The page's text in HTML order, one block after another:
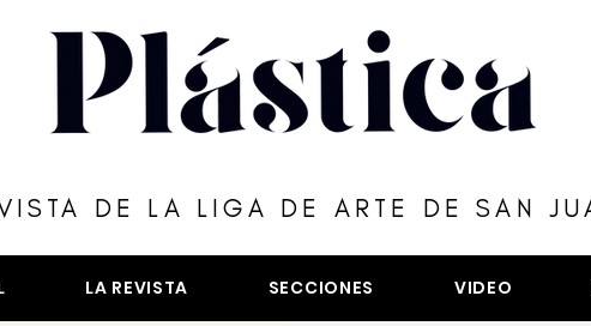
DE LA LIGA DE ARTE DE SAN
LA REVISTA SECCIONES VIDEO